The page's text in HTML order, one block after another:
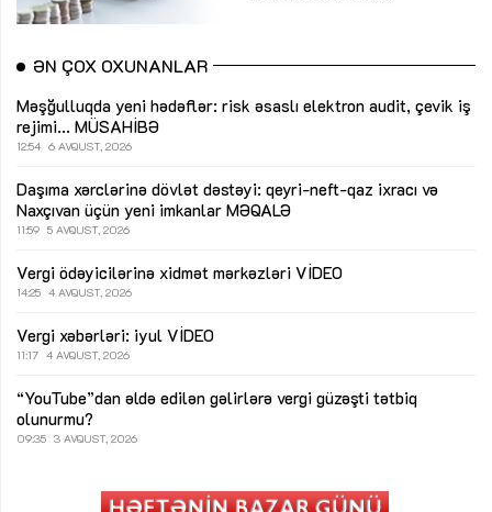
ƏN ÇOX OXUNANLAR
Məşğulluqda yeni hədəflər: risk əsaslı elektron audit, çevik iş
rejimi... MÜSAHİBƏ
12:54 6 AVQUST, 2026
Daşıma xərclərinə dövlət dəstəyi: qeyri-neft-qaz ixracı və
Naxçıvan üçün yeni imkanlar MƏQALƏ
11:59 5 AVQUST, 2026
Vergi ödəyicilərinə xidmət mərkəzləri VİDEO
14:25 4 AVQUST, 2026
Vergi xəbərləri: iyul VİDEO
11:17 4 AVQUST, 2026
“YouTube”dan əldə edilən gəlirlərə vergi güzəşti tətbiq
olunurmu?
09:35 3 AVQUST, 2026